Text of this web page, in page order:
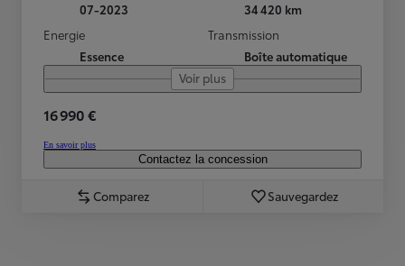
07-2023
34 420 km
Energie
Essence
Transmission
Boîte automatique
Voir plus
16 990 €
En savoir plus
Contactez la concession
Comparez Sauvegardez